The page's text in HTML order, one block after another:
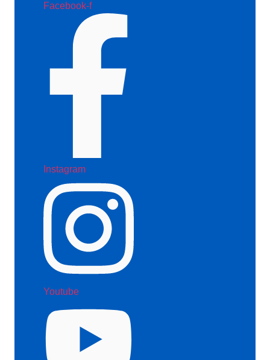
Facebook-f
Instagram
Youtube